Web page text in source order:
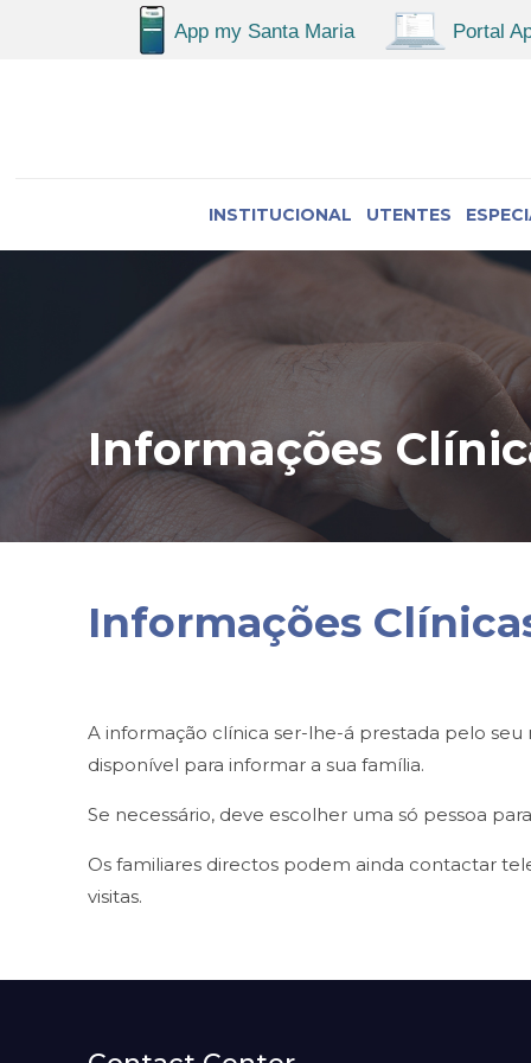
INSTITUCIONAL UTENTES
Informações
Informações
A informação clínica ser-lhe-á prestada pelo
disponível para informar a sua família.
Se necessário, deve escolher uma só pessoa
Os familiares directos podem ainda contactar
visitas.